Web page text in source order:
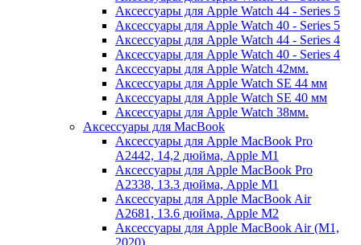
Аксессуары для Apple Watch 44 - Series 5
Аксессуары для Apple Watch 40 - Series 5
Аксессуары для Apple Watch 44 - Series 4
Аксессуары для Apple Watch 40 - Series 4
Аксессуары для Apple Watch 42мм.
Аксессуары для Apple Watch SE 44 мм
Аксессуары для Apple Watch SE 40 мм
Аксессуары для Apple Watch 38мм.
Аксессуары для MacBook
Аксессуары для Apple MacBook Pro
A2442, 14,2 дюйма, Apple M1
Аксессуары для Apple MacBook Pro
A2338, 13.3 дюйма, Apple M1
Аксессуары для Apple MacBook Air
A2681, 13.6 дюйма, Apple M2
Аксессуары для Apple MacBook Air (M1,
2020)